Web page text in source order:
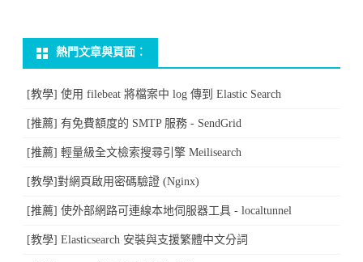
熱門文章與頁面︰
[教學] 使用 filebeat 將檔案中 log 傳到 Elastic Search
[推薦] 有免費額度的 SMTP 服務 - SendGrid
[推薦] 輕量級全文檢索搜尋引擎 Meilisearch
[教學]對網頁啟用密碼驗證 (Nginx)
[推薦] 使外部網路可連線本地伺服器工具 - localtunnel
[教學] Elasticsearch 安裝與支援繁體中文分詞